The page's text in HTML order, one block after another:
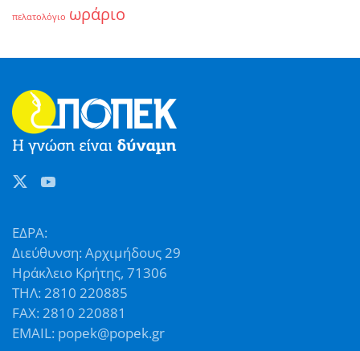
πελατολόγιο ωράριο
ΕΔΡΑ:
Διεύθυνση: Αρχιμήδους 29
Ηράκλειο Κρήτης, 71306
ΤΗΛ: 2810 220885
FAX: 2810 220881
EMAIL: popek@popek.gr